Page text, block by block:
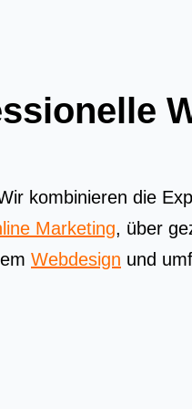
kombinieren die
Marketing, über
Webdesign und